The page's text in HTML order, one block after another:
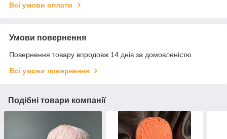
Всі умови оплати
Умови повернення
Повернення товару впродовж 14 днів за домовленістю
Всі умови повернення
Подібні товари компанії